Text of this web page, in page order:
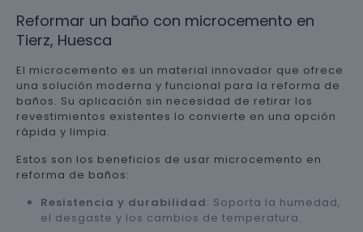
Reformar un baño con microcemento en
Tierz, Huesca
El microcemento es un material innovador que ofrece
una solución moderna y funcional para la reforma de
baños. Su aplicación sin necesidad de retirar los
revestimientos existentes lo convierte en una opción
rápida y limpia.
Estos son los beneficios de usar microcemento en
reforma de baños:
Resistencia y durabilidad: Soporta la humedad,
el desgaste y los cambios de temperatura.